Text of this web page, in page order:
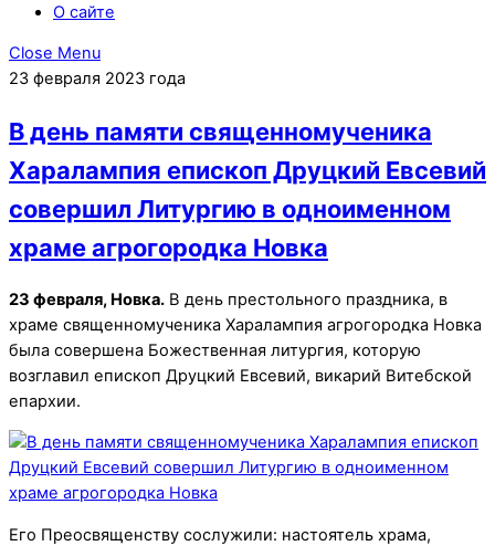
О сайте
Close Menu
23 февраля 2023 года
В день памяти священномученика
Харалампия епископ Друцкий Евсевий
совершил Литургию в одноименном
храме агрогородка Новка
23 февраля, Новка. В день престольного праздника, в
храме священномученика Харалампия агрогородка Новка
была совершена Божественная литургия, которую
возглавил епископ Друцкий Евсевий, викарий Витебской
епархии.
Его Преосвященству сослужили: настоятель храма,